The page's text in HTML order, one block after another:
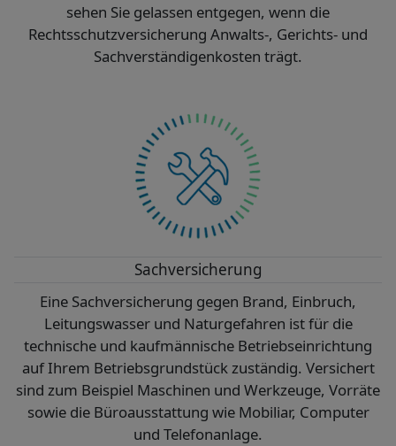
sehen Sie gelassen entgegen, wenn die
Rechtsschutzversicherung Anwalts-, Gerichts- und
Sachverständigenkosten trägt.
Sachversicherung
Eine Sachversicherung gegen Brand, Einbruch,
Leitungswasser und Naturgefahren ist für die
technische und kaufmännische Betriebseinrichtung
auf Ihrem Betriebsgrundstück zuständig. Versichert
sind zum Beispiel Maschinen und Werkzeuge, Vorräte
sowie die Büroausstattung wie Mobiliar, Computer
und Telefonanlage.